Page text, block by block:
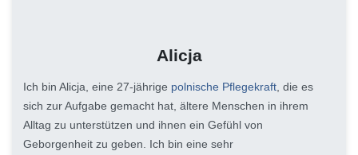
Alicja
Ich bin Alicja, eine 27-jährige polnische Pflegekraft , die es
sich zur Aufgabe gemacht hat, ältere Menschen in ihrem
Alltag zu unterstützen und ihnen ein Gefühl von
Geborgenheit zu geben. Ich bin eine sehr